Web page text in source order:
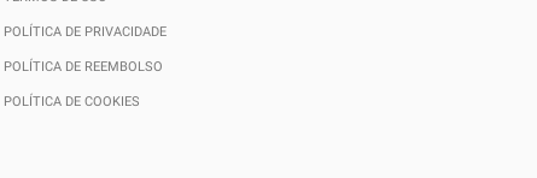
POLÍTICA DE PRIVACIDADE
POLÍTICA DE REEMBOLSO
POLÍTICA DE COOKIES